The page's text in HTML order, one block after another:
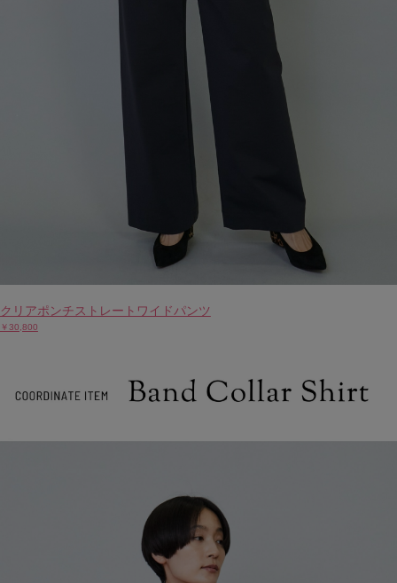
クリアポンチストレートワイドパンツ
￥30,800